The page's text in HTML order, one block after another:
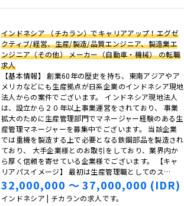
インドネシア （チカラン）でキャリアアップ！エグゼ
クティブ/経営、生産/製造/品質エンジニア、製造業エ
ンジニア（その他） メーカー（自動車・機械） の転職
求人
【基本情報】 創業60年の歴史を持ち、東南アジアやア
メリカなどにも生産拠点が日系企業のインドネシア現地
法人からの案件でございます。 インドネシア現地法人
は、設立から２０年以上事業運営をされており、 事業
拡大のために生産管理部門でマネージャー経験のある生
産管理マネージャーを募集中でございます。 当該企業
では重機を製造する上で必要となる鉄鋼部品を製造され
ており、 大手企業様とのお取引をしており、業界内か
ら厚く信頼を寄せている企業様でございます。 【キャ
リアパスイメージ】 最初は生産管理職としてのス…
32,000,000 〜 37,000,000 (IDR)
インドネシア | チカランの求人です。